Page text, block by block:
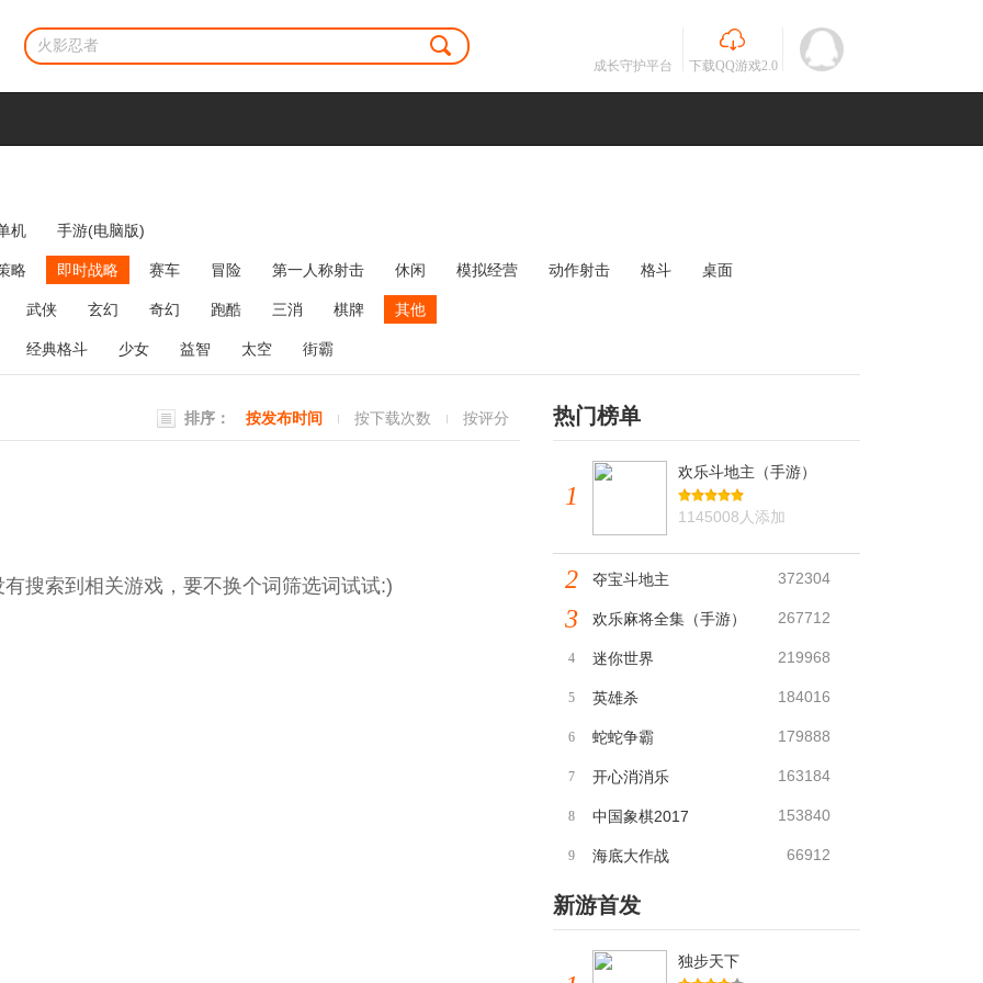
成长守护平台 下载QQ游戏2.0
机 手游(电脑版)
略 即时战略 赛车 冒险 第一人称射击 休闲 模拟经营 动作射击 格斗
桌面
牌类
麻将 网络游戏 弹幕射击 策略塔防
武侠 玄幻 奇幻 跑酷 三消 棋牌 其他
经典格斗 少女 益智 太空 街霸
排序： 按发布时间 按下载次数 按评分
搜索到相关游戏，要不换个词筛选词试试:)
热门榜单
1
欢乐斗地主（手游）
1145008人添加
2 夺宝斗地主 372304
3 欢乐麻将全集（手游） 267712
4 迷你世界 219968
5 英雄杀 184016
6 蛇蛇争霸 179888
7 开心消消乐 163184
8 中国象棋2017 153840
9 海底大作战 66912
新游首发
独步天下